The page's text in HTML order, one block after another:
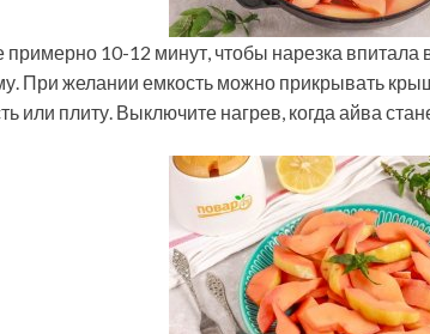
10-12 минут, чтобы нарезка впитала
При желании емкость можно прикрывать
или плиту. Выключите нагрев, когда айва